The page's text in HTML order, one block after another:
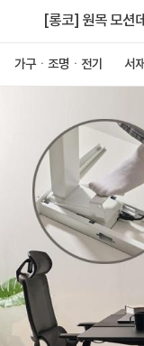
[롱코] 원목 모션
가구ㆍ조명ㆍ전기 서